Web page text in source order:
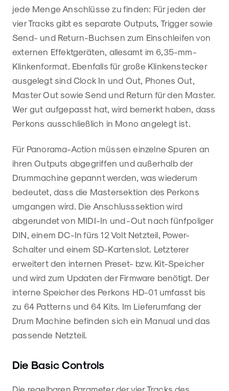
jede Menge Anschlüsse zu finden: Für jeden der
vier Tracks gibt es separate Outputs, Trigger sowie
Send- und Return-Buchsen zum Einschleifen von
externen Effektgeräten, allesamt im 6,35-mm-
Klinkenformat. Ebenfalls für große Klinkenstecker
ausgelegt sind Clock In und Out, Phones Out,
Master Out sowie Send und Return für den Master.
Wer gut aufgepasst hat, wird bemerkt haben, dass
Perkons ausschließlich in Mono angelegt ist.
Für Panorama-Action müssen einzelne Spuren an
ihren Outputs abgegriffen und außerhalb der
Drummachine gepannt werden, was wiederum
bedeutet, dass die Mastersektion des Perkons
umgangen wird. Die Anschlusssektion wird
abgerundet von MIDI-In und -Out nach fünfpoliger
DIN, einem DC-In fürs 12 Volt Netzteil, Power-
Schalter und einem SD-Kartenslot. Letzterer
erweitert den internen Preset- bzw. Kit-Speicher
und wird zum Updaten der Firmware benötigt. Der
interne Speicher des Perkons HD-01 umfasst bis
zu 64 Patterns und 64 Kits. Im Lieferumfang der
Drum Machine befinden sich ein Manual und das
passende Netzteil.
Die Basic Controls
Die regelbaren Parameter der vier Tracks des